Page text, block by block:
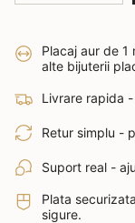
Placaj aur de
alte bijuterii
Livrare rapida
Retur simplu -
Suport real -
Plata
sigure.